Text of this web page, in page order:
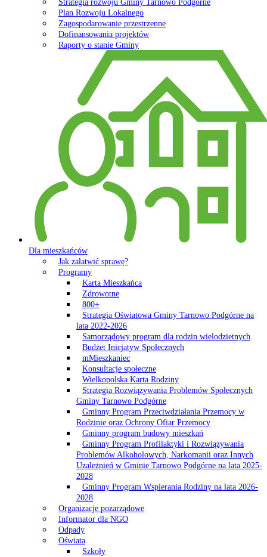
Strategia rozwoju Gminy Tarnowo Podgórne
Plan Rozwoju Lokalnego
Zagospodarowanie przestrzenne
Dofinansowania projektów
Raporty o stanie Gminy
Dla mieszkańców
Jak załatwić sprawę?
Programy
Karta Mieszkańca
Zdrowotne
800+
Strategia Oświatowa Gminy Tarnowo Podgórne na
lata 2022-2026
Samorządowy program dla rodzin wielodzietnych
Budżet Inicjatyw Społecznych
mMieszkaniec
Konsultacje społeczne
Wielkopolska Karta Rodziny
Strategia Rozwiązywania Problemów Społecznych
Gminy Tarnowo Podgórne
Gminny Program Przeciwdziałania Przemocy w
Rodzinie oraz Ochrony Ofiar Przemocy
Gminny program budowy mieszkań
Gminny Program Profilaktyki i Rozwiązywania
Problemów Alkoholowych, Narkomanii oraz Innych
Uzależnień w Gminie Tarnowo Podgórne na lata 2025-
2028
Gminny Program Wspierania Rodziny na lata 2026-
2028
Organizacje pozarządowe
Informator dla NGO
Odpady
Oświata
Szkoły